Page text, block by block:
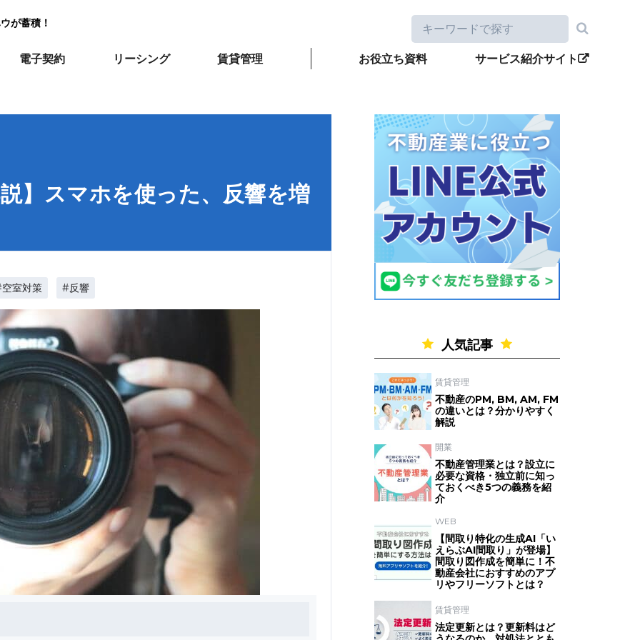
が蓄積！
電子契約 リーシング 賃貸管理 お役立ち資料 サービス紹介サイト
】スマホを使った、反響を増
室対策 #反響
人気記事
賃貸管理
不動産のPM, BM, AM, FM
の違いとは？分かりやすく
解説
開業
不動産管理業とは？設立に
必要な資格・独立前に知っ
ておくべき5つの義務を紹
介
WEB
【間取り特化の生成AI「い
えらぶAI間取り」が登場】
間取り図作成を簡単に！不
動産会社におすすめのアプ
リやフリーソフトとは？
賃貸管理
法定更新とは？更新料はど